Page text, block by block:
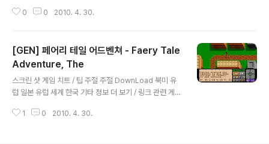
0 0 2010. 4. 30.
[GEN] 페어리 테일 어드벤쳐 - Faery Tale
Adventure, The
스크린 샷 게임 치트 / 팁 주절 주절 DownLoad 북미 유
럽 일본 유럽 세계 한국 기타 정보 더 보기 / 링크 관련 게임
1 0 2010. 4. 30.